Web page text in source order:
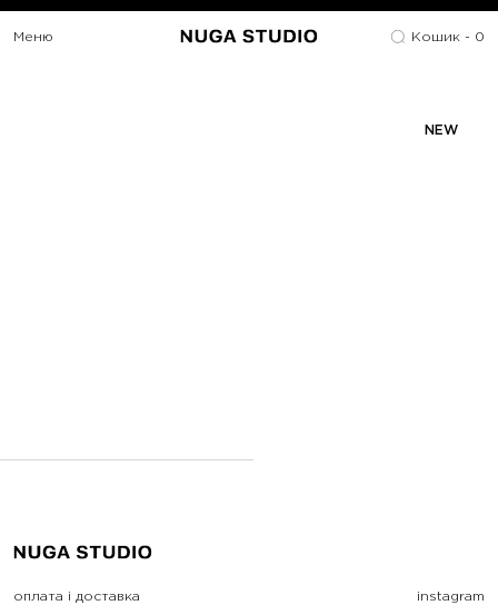
Меню Кошик - 0
NEW
оплата і доставка instagram